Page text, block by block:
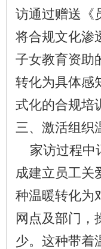
访通过赠送《
将合规文化渗
子女教育资助
转化为具体感
式化的合规培
三、激活组织
家访过程中
成建立员工关
种温暖转化为
网点及部门，
少。这种带着